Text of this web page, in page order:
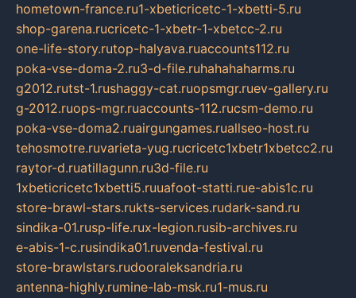
hometown-france.ru1-xbeticricetc-1-xbetti-5.ru
shop-garena.rucricetc-1-xbetr-1-xbetcc-2.ru
one-life-story.rutop-halyava.ruaccounts112.ru
poka-vse-doma-2.ru3-d-file.ruhahahaharms.ru
g2012.rutst-1.rushaggy-cat.ruopsmgr.ruev-gallery.ru
g-2012.ruops-mgr.ruaccounts-112.rucsm-demo.ru
poka-vse-doma2.ruairgungames.ruallseo-host.ru
tehosmotre.ruvarieta-yug.rucricetc1xbetr1xbetcc2.ru
raytor-d.ruatillagunn.ru3d-file.ru
1xbeticricetc1xbetti5.ruuafoot-statti.rue-abis1c.ru
store-brawl-stars.rukts-services.rudark-sand.ru
sindika-01.rusp-life.rux-legion.rusib-archives.ru
e-abis-1-c.rusindika01.ruvenda-festival.ru
store-brawlstars.rudooraleksandria.ru
antenna-highly.rumine-lab-msk.ru1-mus.ru